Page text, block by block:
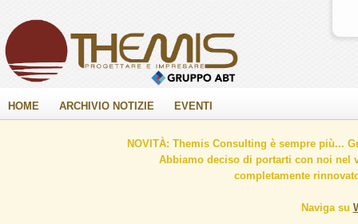
HOME ARCHIVIO NOTIZIE EVENTI
NOVITÀ: Themis Consulting è sempre più...
Abbiamo deciso di portarti con noi nel
completamente
Naviga su